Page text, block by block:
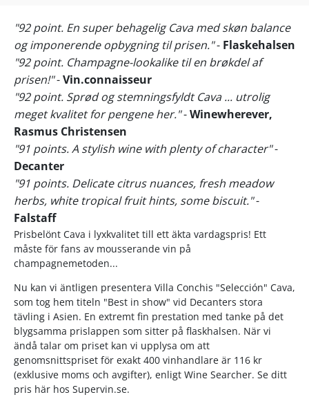
"92 point. En super behagelig Cava med skøn balance
og imponerende opbygning til prisen."- Flaskehalsen
"92 point. Champagne-lookalike til en brøkdel af
prisen!"-Vin.connaisseur
"92 point. Sprød og stemningsfyldt Cava ... utrolig
meget kvalitet for pengene her."-Winewherever,
Rasmus Christensen
"91 points. A stylish wine with plenty of character"-
Decanter
"91 points. Delicate citrus nuances, fresh meadow
herbs, white tropical fruit hints, some biscuit."-
Falstaff
Prisbelönt Cava i lyxkvalitet till ett äkta vardagspris! Ett
måste för fans av mousserande vin på
champagnemetoden...
Nu kan vi äntligen presentera Villa Conchis "Selección" Cava,
som tog hem titeln "Best in show" vid Decanters stora
tävling i Asien. En extremt fin prestation med tanke på det
blygsamma prislappen som sitter på flaskhalsen. När vi
ändå talar om priset kan vi upplysa om att
genomsnittspriset för exakt 400 vinhandlare är 116 kr
(exklusive moms och avgifter), enligt Wine Searcher. Se ditt
pris här hos Supervin.se.